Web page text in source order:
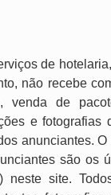
de
não recebe
venda de
e
anunciantes.
são os
neste site.